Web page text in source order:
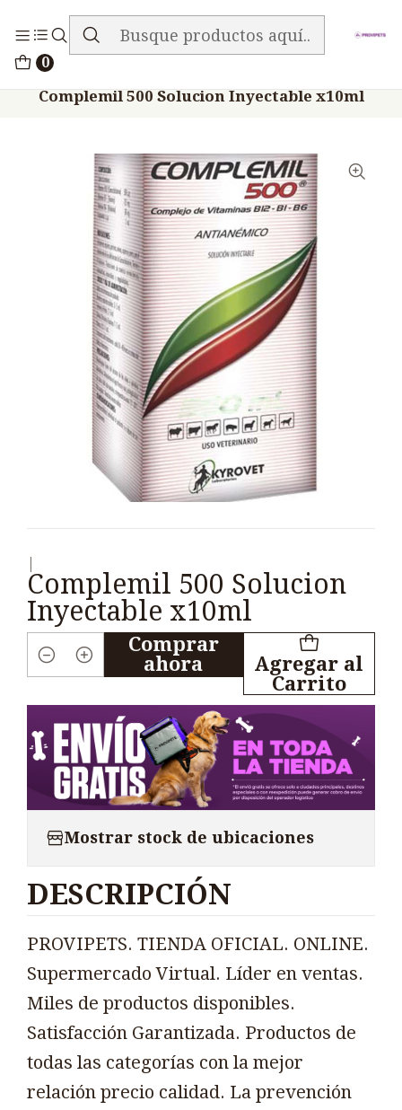
0
ENVIO GRATIS EN TODA LA TIENDA
Complemil 500 Solucion Inyectable x10ml
Complemil 500 Solucion
Inyectable x10ml
Cantidad
Agregar al
Carrito
Comprar
ahora
Mostrar stock de ubicaciones
DESCRIPCIÓN
PROVIPETS. TIENDA OFICIAL. ONLINE.
Supermercado Virtual. Líder en ventas.
Miles de productos disponibles.
Satisfacción Garantizada. Productos de
todas las categorías con la mejor
relación precio calidad. La prevención